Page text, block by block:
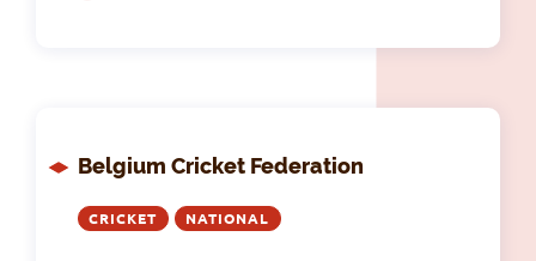
Belgium Cricket Federation
CRICKET NATIONAL